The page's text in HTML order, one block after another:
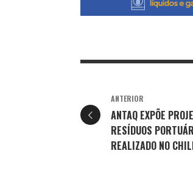
ANTERIOR
ANTAQ EXPÕE
RESÍDUOS
REALIZADO NO